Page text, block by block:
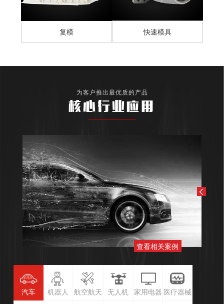
复模 快速模具
为客户推出最优质的产品
核心行业应用
查看相关案例
汽车 机器人 航空航天 无人机 家用电器 医疗器械